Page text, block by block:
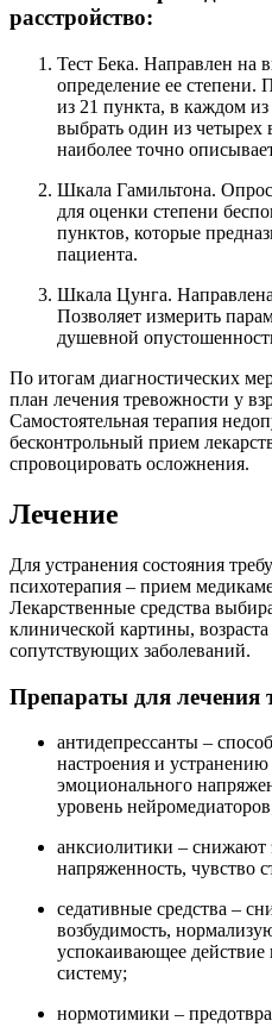
расстройство:
Тест Бека. Направлен на
определение ее степени.
из 21 пункта, в каждом
выбрать один из четырех
наиболее точно
Шкала Гамильтона.
для оценки степени
пунктов, которые
пациента.
Шкала Цунга.
Позволяет измерить
душевной
По итогам диагностических
план лечения тревожности у
Самостоятельная терапия
бесконтрольный прием
спровоцировать осложнения.
Лечение
Для устранения состояния
психотерапия – прием
Лекарственные средства
клинической картины,
сопутствующих заболеваний.
Препараты для лечения
антидепрессанты –
настроения и
эмоционального
уровень
анксиолитики –
напряженность, чувство
седативные средства –
возбудимость,
успокаивающее
систему;
нормотимики –